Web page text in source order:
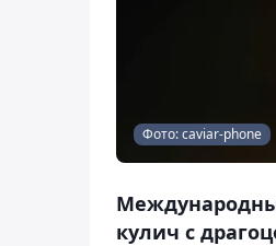
Фото: caviar-phone
кулич с